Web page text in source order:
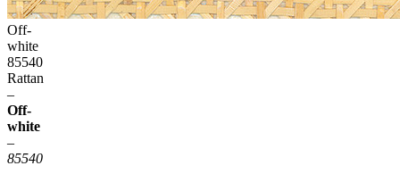
Off-
white
85540
Rattan
–
Off-
white
–
85540